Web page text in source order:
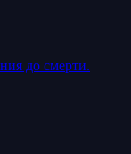
до смерти.